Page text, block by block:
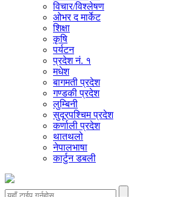
विचार/विश्‍लेषण
ओभर द मार्केट
शिक्षा
कृषि
पर्यटन
प्रदेश नं. १
मधेश
बागमती प्रदेश
गण्डकी प्रदेश
लुम्बिनी
सुदूरपश्चिम प्रदेश
कर्णाली प्रदेश
थातथलो
नेपालभाषा
कार्टुन डबली